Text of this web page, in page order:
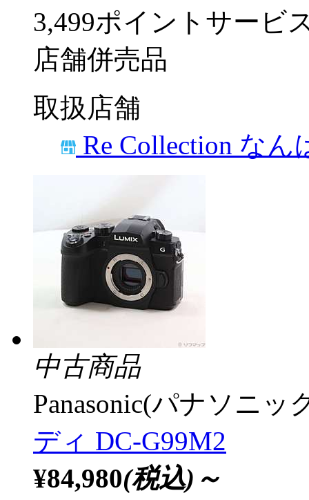
3,499ポイントサービ
店舗併売品
取扱店舗
Re Collection なん
中古商品
Panasonic(パナソニッ
ディ DC-G99M2
¥84,980(税込)～